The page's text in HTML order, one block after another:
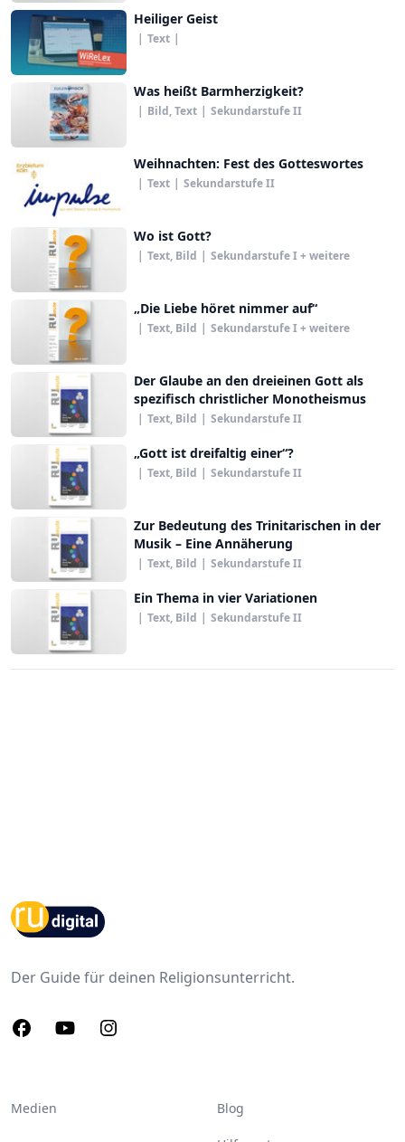
Heiliger Geist
| Text |
Was heißt Barmherzigkeit?
| Bild, Text | Sekundarstufe II
Weihnachten: Fest des Gotteswortes
| Text | Sekundarstufe II
Wo ist Gott?
| Text, Bild | Sekundarstufe I + weitere
„Die Liebe höret nimmer auf“
| Text, Bild | Sekundarstufe I + weitere
Der Glaube an den dreieinen Gott als
spezifisch christlicher Monotheismus
| Text, Bild | Sekundarstufe II
„Gott ist dreifaltig einer“?
| Text, Bild | Sekundarstufe II
Zur Bedeutung des Trinitarischen in der
Musik – Eine Annäherung
| Text, Bild | Sekundarstufe II
Ein Thema in vier Variationen
| Text, Bild | Sekundarstufe II
Footer
Der Guide für deinen Religionsunterricht.
FacebookYoutubeInstagram
Medien Blog